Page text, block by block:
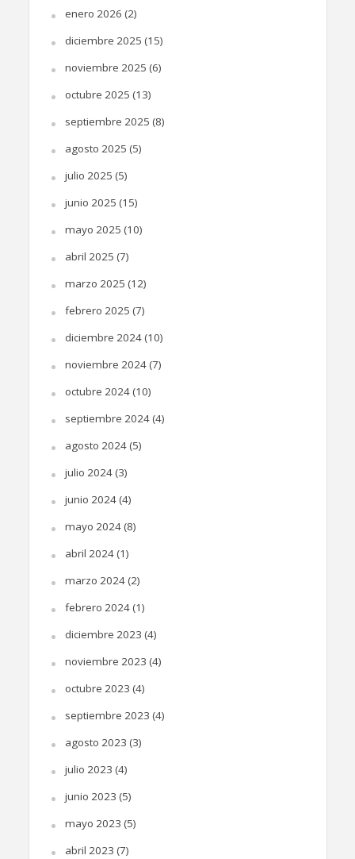
enero 2026 (2)
diciembre 2025 (15)
noviembre 2025 (6)
octubre 2025 (13)
septiembre 2025 (8)
agosto 2025 (5)
julio 2025 (5)
junio 2025 (15)
mayo 2025 (10)
abril 2025 (7)
marzo 2025 (12)
febrero 2025 (7)
diciembre 2024(10)
noviembre 2024(7)
octubre 2024(10)
septiembre 2024(4)
agosto 2024(5)
julio 2024(3)
junio 2024(4)
mayo 2024(8)
abril 2024(1)
marzo 2024(2)
febrero 2024(1)
diciembre 2023 (4)
noviembre 2023 (4)
octubre 2023 (4)
septiembre 2023 (4)
agosto 2023 (3)
julio 2023 (4)
junio 2023 (5)
mayo 2023 (5)
abril 2023 (7)